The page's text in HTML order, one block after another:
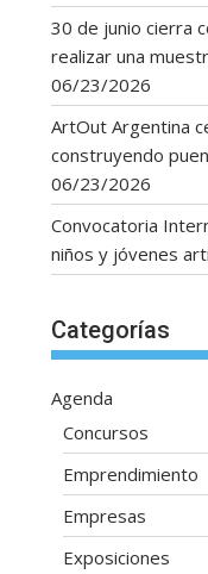
30 de junio cierra
realizar una
06/23/2026
ArtOut Argentina
construyendo
06/23/2026
Convocatoria
niños y jóvenes
Categorías
Agenda
Concursos
Emprendimiento
Empresas
Exposiciones